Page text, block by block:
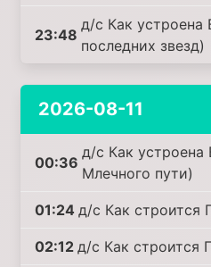
23:48
д/с Как устроена
последних звезд)
2026-08-11
00:36
д/с Как устроена
Млечного пути)
01:24 д/с Как строится
02:12 д/с Как строится